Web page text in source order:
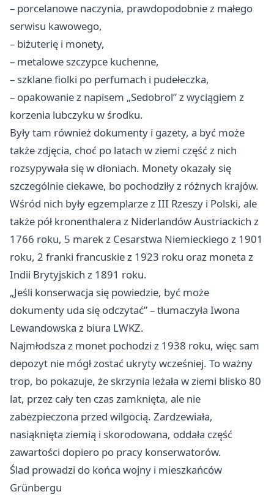
– porcelanowe naczynia, prawdopodobnie z małego
serwisu kawowego,
– biżuterię i monety,
– metalowe szczypce kuchenne,
– szklane fiolki po perfumach i pudełeczka,
– opakowanie z napisem „Sedobrol” z wyciągiem z
korzenia lubczyku w środku.
Były tam również dokumenty i gazety, a być może
także zdjęcia, choć po latach w ziemi część z nich
rozsypywała się w dłoniach. Monety okazały się
szczególnie ciekawe, bo pochodziły z różnych krajów.
Wśród nich były egzemplarze z III Rzeszy i Polski, ale
także pół kronenthalera z Niderlandów Austriackich z
1766 roku, 5 marek z Cesarstwa Niemieckiego z 1901
roku, 2 franki francuskie z 1923 roku oraz moneta z
Indii Brytyjskich z 1891 roku.
„Jeśli konserwacja się powiedzie, być może
dokumenty uda się odczytać” – tłumaczyła Iwona
Lewandowska z biura LWKZ.
Najmłodsza z monet pochodzi z 1938 roku, więc sam
depozyt nie mógł zostać ukryty wcześniej. To ważny
trop, bo pokazuje, że skrzynia leżała w ziemi blisko 80
lat, przez cały ten czas zamknięta, ale nie
zabezpieczona przed wilgocią. Zardzewiała,
nasiąknięta ziemią i skorodowana, oddała część
zawartości dopiero po pracy konserwatorów.
Ślad prowadzi do końca wojny i mieszkańców
Grünbergu